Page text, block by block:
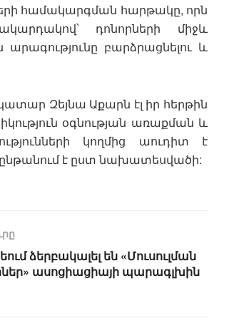
համակարգման հարթակը, որն
դոնորների միջև
բարձրացնելու և
Զեյնա Աքարն էլ իր հերթին
օգնության առաքման և
կողմից աուդիտ է
ընթանում է ըստ նախատեսվածի:
ձերբակալել են «Մուսուլման
ասոցիացիայի պարագլխին